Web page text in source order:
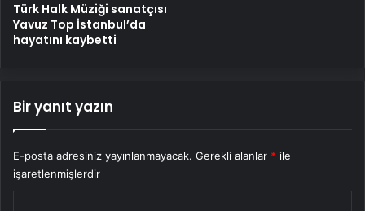
Türk Halk Müziği sanatçısı
Yavuz Top İstanbul’da
hayatını kaybetti
Bir yanıt yazın
E-posta adresiniz yayınlanmayacak. Gerekli alanlar * ile
işaretlenmişlerdir